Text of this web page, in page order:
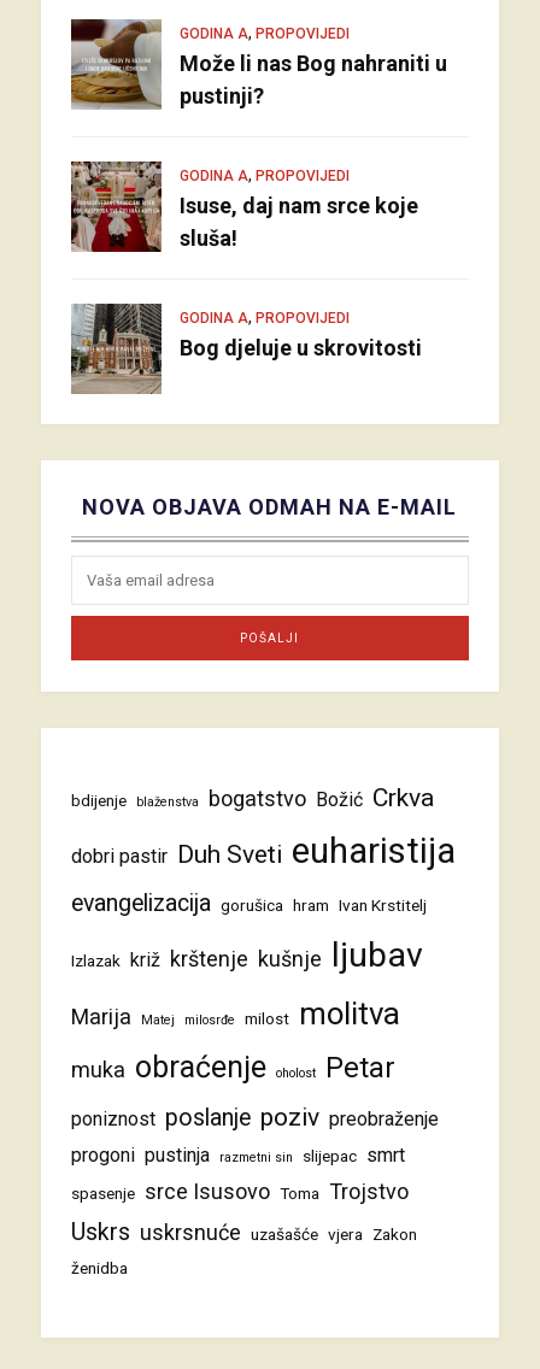
GODINA A, PROPOVIJEDI
Može li nas Bog nahraniti u
pustinji?
GODINA A, PROPOVIJEDI
Isuse, daj nam srce koje
sluša!
GODINA A, PROPOVIJEDI
Bog djeluje u skrovitosti
NOVA OBJAVA ODMAH NA E-MAIL
bdijenje blaženstva bogatstvo Božić Crkva
dobri pastir Duh Sveti euharistija
evangelizacija gorušica hram Ivan Krstitelj
Izlazak križ krštenje kušnje ljubav
Marija Matej milosrđe milost molitva
muka obraćenje oholost Petar
poniznost poslanje poziv preobraženje
progoni pustinja razmetni sin slijepac smrt
spasenje srce Isusovo Toma Trojstvo
Uskrs uskrsnuće uzašašće vjera
Zakon
ženidba